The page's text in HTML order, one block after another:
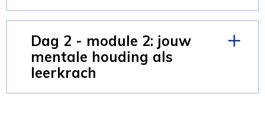
Dag 2 - module 2: jouw
mentale houding als
leerkrach